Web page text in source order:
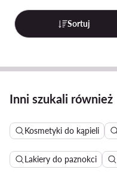
Sortuj
Inni szukali również
Kosmetyki do kąpieli
Lakiery do paznokci